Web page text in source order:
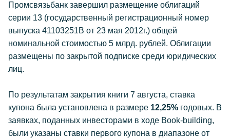
Промсвязьбанк завершил размещение облигаций
серии 13 (государственный регистрационный номер
выпуска 41103251B от 23 мая 2012г.) общей
номинальной стоимостью 5 млрд. рублей. Облигации
размещены по закрытой подписке среди юридических
лиц.
По результатам закрытия книги 7 августа, ставка
купона была установлена в размере 12,25% годовых. В
заявках, поданных инвесторами в ходе Book-building,
были указаны ставки первого купона в диапазоне от